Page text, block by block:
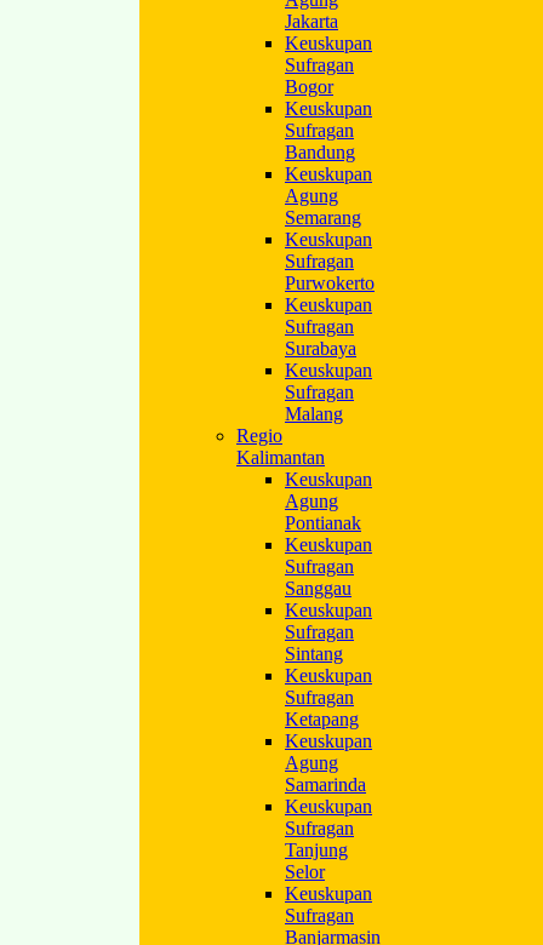
Jakarta
Keuskupan
Sufragan
Bogor
Keuskupan
Sufragan
Bandung
Keuskupan
Agung
Semarang
Keuskupan
Sufragan
Purwokerto
Keuskupan
Sufragan
Surabaya
Keuskupan
Sufragan
Malang
Regio
Kalimantan
Keuskupan
Agung
Pontianak
Keuskupan
Sufragan
Sanggau
Keuskupan
Sufragan
Sintang
Keuskupan
Sufragan
Ketapang
Keuskupan
Agung
Samarinda
Keuskupan
Sufragan
Tanjung
Selor
Keuskupan
Sufragan
Banjarmasin